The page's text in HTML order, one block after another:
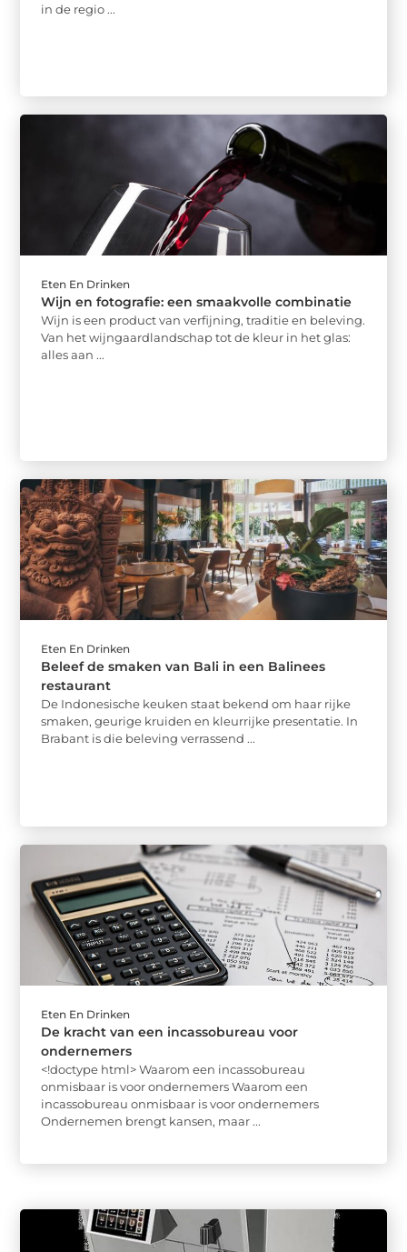
in de regio ...
Eten En Drinken
Wijn en fotografie: een smaakvolle combinatie
Wijn is een product van verfijning, traditie en beleving.
Van het wijngaardlandschap tot de kleur in het glas:
alles aan ...
Eten En Drinken
Beleef de smaken van Bali in een Balinees
restaurant
De Indonesische keuken staat bekend om haar rijke
smaken, geurige kruiden en kleurrijke presentatie. In
Brabant is die beleving verrassend ...
Eten En Drinken
De kracht van een incassobureau voor
ondernemers
<!doctype html> Waarom een incassobureau
onmisbaar is voor ondernemers Waarom een
incassobureau onmisbaar is voor ondernemers
Ondernemen brengt kansen, maar ...